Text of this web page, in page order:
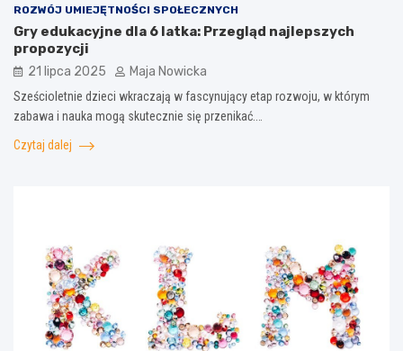
ROZWÓJ UMIEJĘTNOŚCI SPOŁECZNYCH
Gry edukacyjne dla 6 latka: Przegląd najlepszych
propozycji
21 lipca 2025 Maja Nowicka
Sześcioletnie dzieci wkraczają w fascynujący etap rozwoju, w którym
zabawa i nauka mogą skutecznie się przenikać.…
Czytaj dalej